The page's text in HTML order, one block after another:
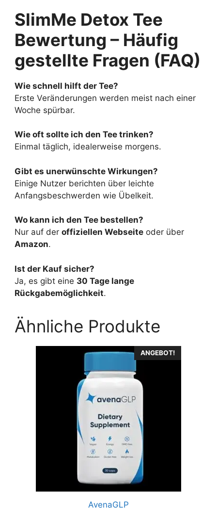
SlimMe Detox Tee
Bewertung – Häufig
gestellte Fragen (FAQ)
Wie schnell hilft der Tee?
Erste Veränderungen werden meist nach einer
Woche spürbar.
Wie oft sollte ich den Tee trinken?
Einmal täglich, idealerweise morgens.
Gibt es unerwünschte Wirkungen?
Einige Nutzer berichten über leichte
Anfangsbeschwerden wie Übelkeit.
Wo kann ich den Tee bestellen?
Nur auf der offiziellen Webseite oder über
Amazon.
Ist der Kauf sicher?
Ja, es gibt eine 30 Tage lange
Rückgabemöglichkeit.
Ähnliche Produkte
ANGEBOT!
AvenaGLP